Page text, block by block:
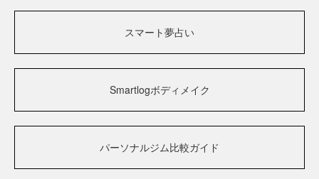
スマート夢占い
Smartlogボディメイク
パーソナルジム比較ガイド